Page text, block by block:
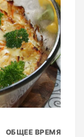
ОБЩЕЕ ВРЕМЯ